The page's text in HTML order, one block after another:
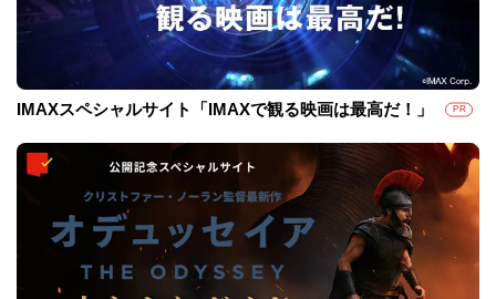
IMAXスペシャルサイト「IMAXで観る映画は最高だ！」 PR